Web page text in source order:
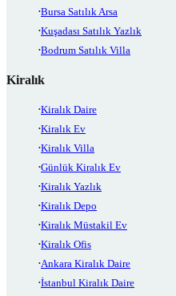
Bursa Satılık Arsa
Kuşadası Satılık Yazlık
Bodrum Satılık Villa
Kiralık
Kiralık Daire
Kiralık Ev
Kiralık Villa
Günlük Kiralık Ev
Kiralık Yazlık
Kiralık Depo
Kiralık Müstakil Ev
Kiralık Ofis
Ankara Kiralık Daire
İstanbul Kiralık Daire